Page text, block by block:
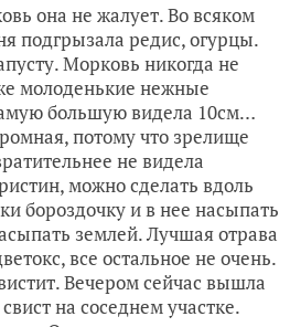
она не жалует. Во всяком
подгрызала редис, огурцы.
Морковь никогда не
молоденькие нежные
большую видела 10см…
потому что зрелище
не видела
можно сделать вдоль
бороздочку и в нее насыпать
землей. Лучшая отрава
все остальное не очень.
Вечером сейчас вышла
на соседнем участке.